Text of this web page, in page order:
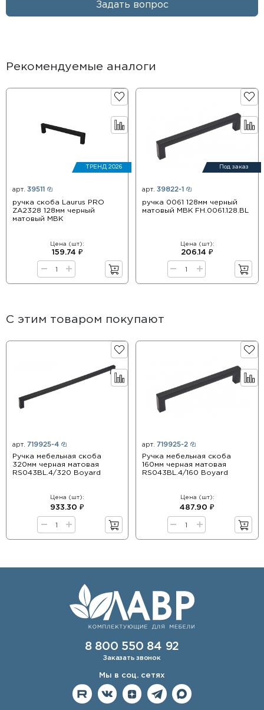
Задать вопрос
Рекомендуемые аналоги
ТРЕНД 2026
арт. 39511
ручка скоба Laurus PRO
ZA2328 128мм черный
матовый MBK
Цена (шт):
159.74 ₽
Под заказ
арт. 39822-1
ручка 0061 128мм черный
матовый MBK FH.0061.128.BL
Цена (шт):
206.14 ₽
С этим товаром покупают
арт. 719925-4
Ручка мебельная скоба
320мм черная матовая
RS043BL.4/320 Boyard
Цена (шт):
933.30 ₽
арт. 719925-2
Ручка мебельная скоба
160мм черная матовая
RS043BL.4/160 Boyard
Цена (шт):
487.90 ₽
8 800 550 84 92
Заказать звонок
Мы в соц. сетях